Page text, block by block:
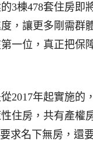
3棟478套住房即
，讓更多剛需群
一位，真正把保
年起實施的
住房，共有產權
求名下無房，還